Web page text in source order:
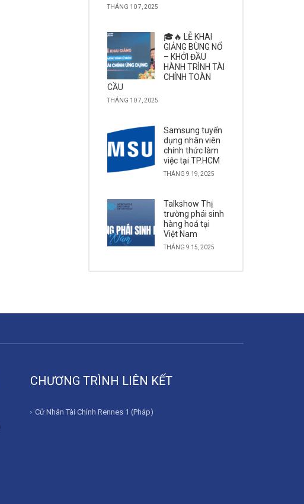
THÁNG 10 7, 2025
🎓🔥 LỄ KHAI
GIẢNG BÙNG NỔ
– KHỞI ĐẦU
HÀNH TRÌNH TÀI
CHÍNH TOÀN
CẦU
THÁNG 10 7, 2025
Samsung tuyển
dụng nhân viên
chính thức làm
việc tại TP.HCM
THÁNG 9 19, 2025
Talkshow Thị
trường phái sinh
hàng hoá tại
Việt Nam
THÁNG 9 15, 2025
CHƯƠNG TRÌNH LIÊN KẾT
Cử Nhân Tài Chính Rennes 1 (Pháp)